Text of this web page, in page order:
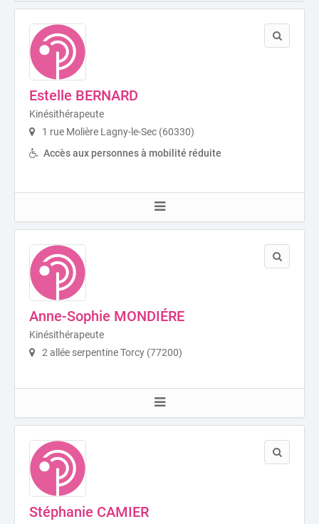
Estelle BERNARD
Kinésithérapeute
1 rue Molière Lagny-le-Sec (60330)
Accès aux personnes à mobilité réduite
Anne-Sophie MONDIÉRE
Kinésithérapeute
2 allée serpentine Torcy (77200)
Stéphanie CAMIER